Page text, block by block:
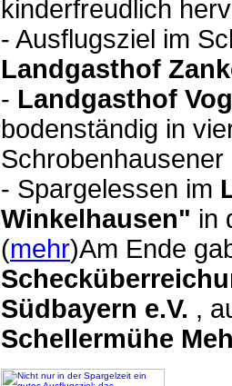
kinderfreudlich
- Ausflugsziel im
Landgasthof
- Landgasthof
bodenständig in
- Spargelessen im
Winkelhausen" in
(mehr)Am Ende
Südbayern e.V. ,
Schellermühe